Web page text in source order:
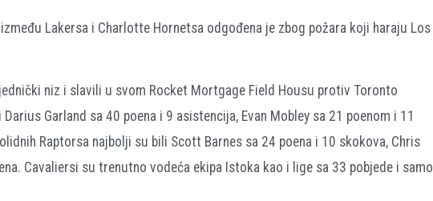
Lakersa i Charlotte Hornetsa odgođena je zbog požara koji haraju Los
niz i slavili u svom Rocket Mortgage Field Housu protiv Toronto
Garland sa 40 poena i 9 asistencija, Evan Mobley sa 21 poenom i 11
Raptorsa najbolji su bili Scott Barnes sa 24 poena i 10 skokova, Chris
Cavaliersi su trenutno vodeća ekipa Istoka kao i lige sa 33 pobjede i samo